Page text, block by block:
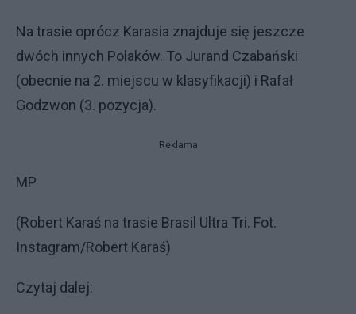
Na trasie oprócz Karasia znajduje się jeszcze
dwóch innych Polaków. To Jurand Czabański
(obecnie na 2. miejscu w klasyfikacji) i Rafał
Godzwon (3. pozycja).
Reklama
MP
(Robert Karaś na trasie Brasil Ultra Tri. Fot.
Instagram/Robert Karaś)
Czytaj dalej: